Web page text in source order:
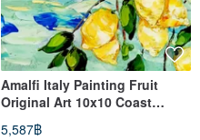
Amalfi Italy Painting Fruit
Original Art 10x10 Coast
Impasto Art
5,587฿